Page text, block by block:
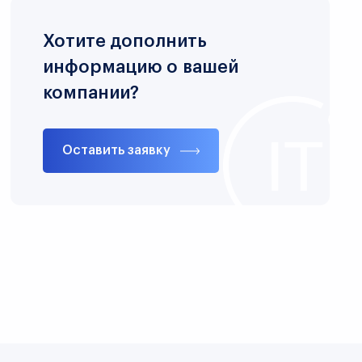
Хотите дополнить
информацию о вашей
компании?
Оставить заявку